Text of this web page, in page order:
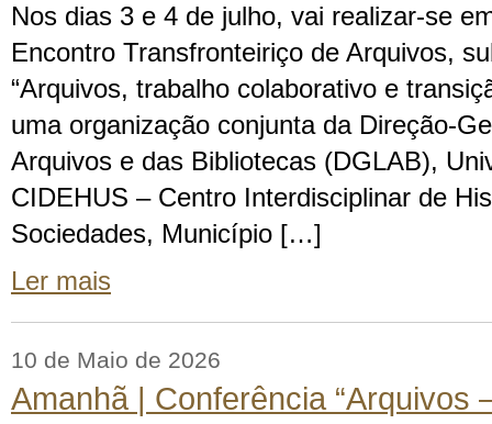
Nos dias 3 e 4 de julho, vai realizar-se
Encontro Transfronteiriço de Arquivos,
“Arquivos, trabalho colaborativo e
uma organização conjunta da Direção-
Arquivos e das Bibliotecas (DGLAB),
CIDEHUS – Centro Interdisciplinar de
Sociedades, Município […]
Ler mais
10 de Maio de 2026
Amanhã | Conferência “Arquivos